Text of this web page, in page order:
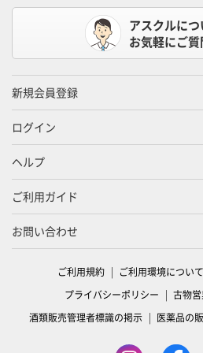
アスクルにつ
お気軽にご質
新規会員登録
ログイン
ヘルプ
ご利用ガイド
お問い合わせ
ご利用規約 ご利用環境について
プライバシーポリシー
古物
酒類販売管理者標識の掲示
医薬品の